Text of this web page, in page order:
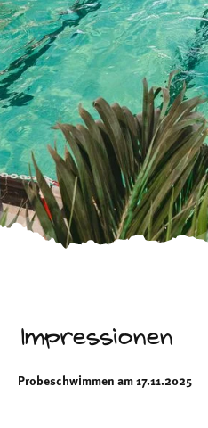
Impressionen
Probeschwimmen am 17.11.2025